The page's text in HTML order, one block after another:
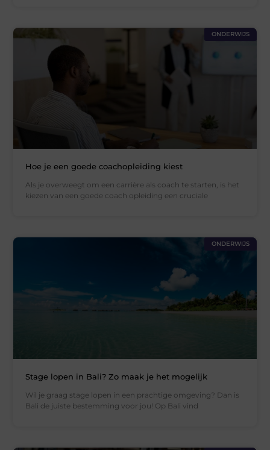
ONDERWIJS
Hoe je een goede coachopleiding kiest
Als je overweegt om een carrière als coach te starten, is het
kiezen van een goede coach opleiding een cruciale
ONDERWIJS
Stage lopen in Bali? Zo maak je het mogelijk
Wil je graag stage lopen in een prachtige omgeving? Dan is
Bali de juiste bestemming voor jou! Op Bali vind